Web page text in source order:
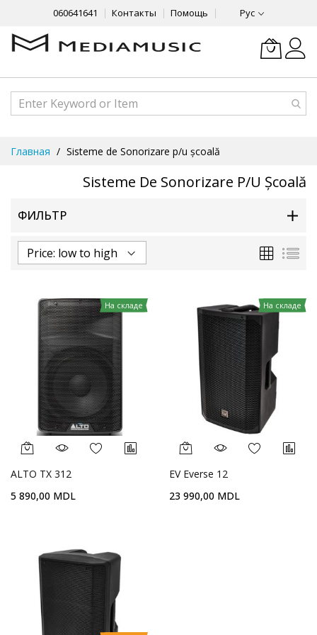
060641641 Контакты Помощь Рус
Главная Sisteme de Sonorizare p/u școală
Sisteme De Sonorizare P/u Școală
ФИЛЬТР
Сетка
На складе
ALTO TX 312
5 890,00 MDL
На складе
EV Everse 12
23 990,00 MDL